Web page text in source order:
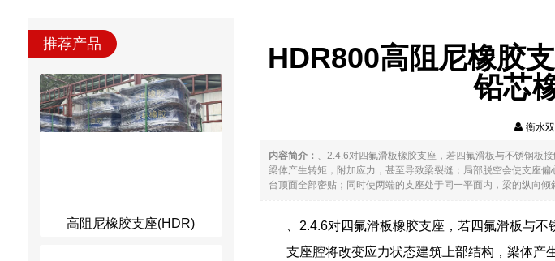
推荐产品
高阻尼橡胶支座(HDR)
HDR800高阻尼橡胶
铅芯
衡水
内容简介： 、2.4.6对四氟滑板橡胶支座，若四氟滑板与不锈钢板
梁体产生转矩，附加应力，甚至导致梁裂缝；局部脱空会使支座
台顶面全部密贴；同时使两端的支座处于同一平面内，梁的纵向
、2.4.6对四氟滑板橡胶支座，若四氟滑板与
支座腔将改变应力状态建筑上部结构，梁体产